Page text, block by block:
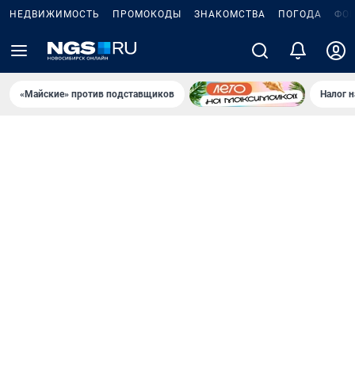
НЕДВИЖИМОСТЬ ПРОМОКОДЫ ЗНАКОМСТВА ПОГОДА
«Майские» против подставщиков Налог